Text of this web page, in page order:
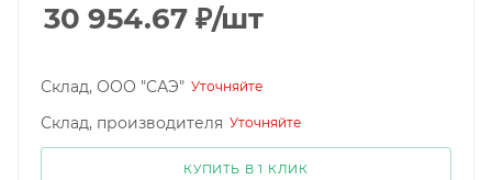
30 954.67 ₽/шт
Склад, ООО "САЭ" Уточняйте
Склад, производителя Уточняйте
КУПИТЬ В 1 КЛИК